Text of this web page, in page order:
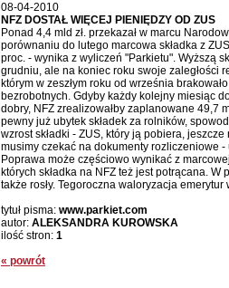
08-04-2010
NFZ DOSTAŁ WIĘCEJ PIENIĘDZY OD ZUS
Ponad 4,4 mld zł. przekazał w marcu
porównaniu do lutego marcowa składka z
proc. - wynika z wyliczeń "Parkietu". Wyższą
grudniu, ale na koniec roku swoje zaległości
którym w zeszłym roku od września
bezrobotnych. Gdyby każdy kolejny miesiąc
dobry, NFZ zrealizowałby zaplanowane 49,7
pewny już ubytek składek za rolników,
wzrost składki - ZUS, który ją pobiera,
musimy czekać na dokumenty rozliczeniowe -
Poprawa może częściowo wynikać z
których składka na NFZ też jest potrącana. W
także rosły. Tegoroczna waloryzacja emerytur
tytuł pisma: www.parkiet.com
autor: ALEKSANDRA KUROWSKA
ilość stron: 1
« powrót